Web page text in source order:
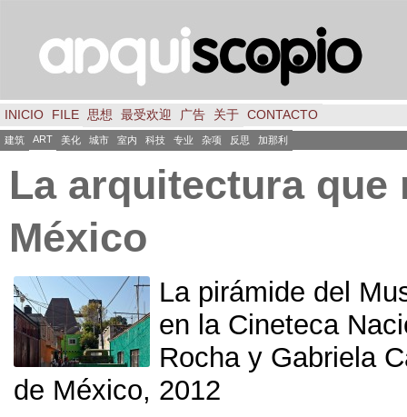
INICIO FILE 思想 最受欢迎 广告 关于 CONTACTO
建筑 ART 美化 城市 室内 科技 专业 杂项 反思 加那利
La arquitectura que
México
La pirámide del
en la Cineteca
Rocha y Gabriela
de México, 2012